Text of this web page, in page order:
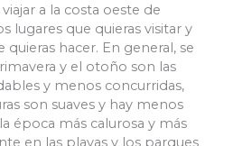
a la costa oeste de
lugares que quieras visitar y
quieras hacer. En general, se
y el otoño son las
y menos concurridas,
son suaves y hay menos
época más calurosa y más
en las playas y los parques